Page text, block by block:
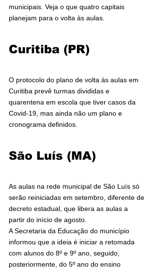
municipais. Veja o que quatro capitais
planejam para o volta às aulas.
Curitiba (PR)
O protocolo do plano de volta às aulas em
Curitiba prevê turmas divididas e
quarentena em escola que tiver casos da
Covid-19, mas ainda não um plano e
cronograma definidos.
São Luís (MA)
As aulas na rede municipal de São Luís só
serão reiniciadas em setembro, diferente de
decreto estadual, que libera as aulas a
partir do início de agosto.
A Secretaria da Educação do município
informou que a ideia é iniciar a retomada
com alunos do 8º e 9º ano, seguido,
posteriormente, do 5º ano do ensino